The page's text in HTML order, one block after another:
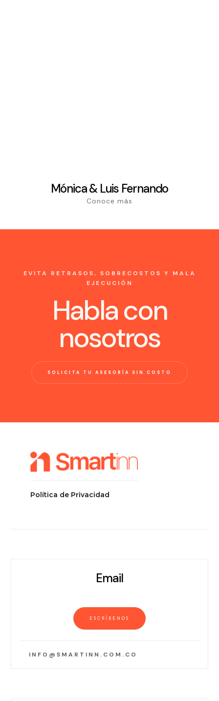
Mónica & Luis Fernando
Conoce más
EVITA RETRASOS, SOBRECOSTOS Y MALA
EJECUCIÓN
Habla con
nosotros
SOLICITA TU ASESORÍA SIN COSTO
Política de Privacidad
Email
ESCRÍBENOS
INFO@SMARTINN.COM.CO